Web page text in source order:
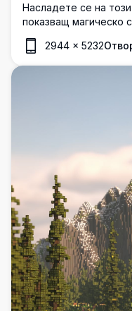
Насладете се на
показващ магическо
прозорци, плаващи
канала. Тази
топлата атмосфера
2944 × 5232